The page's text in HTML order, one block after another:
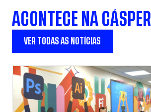
ACONTECE NA CÁSPER
VER TODAS AS NOTÍCIAS